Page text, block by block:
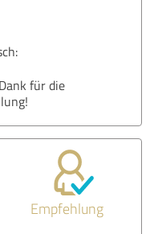
für die
Empfehlung